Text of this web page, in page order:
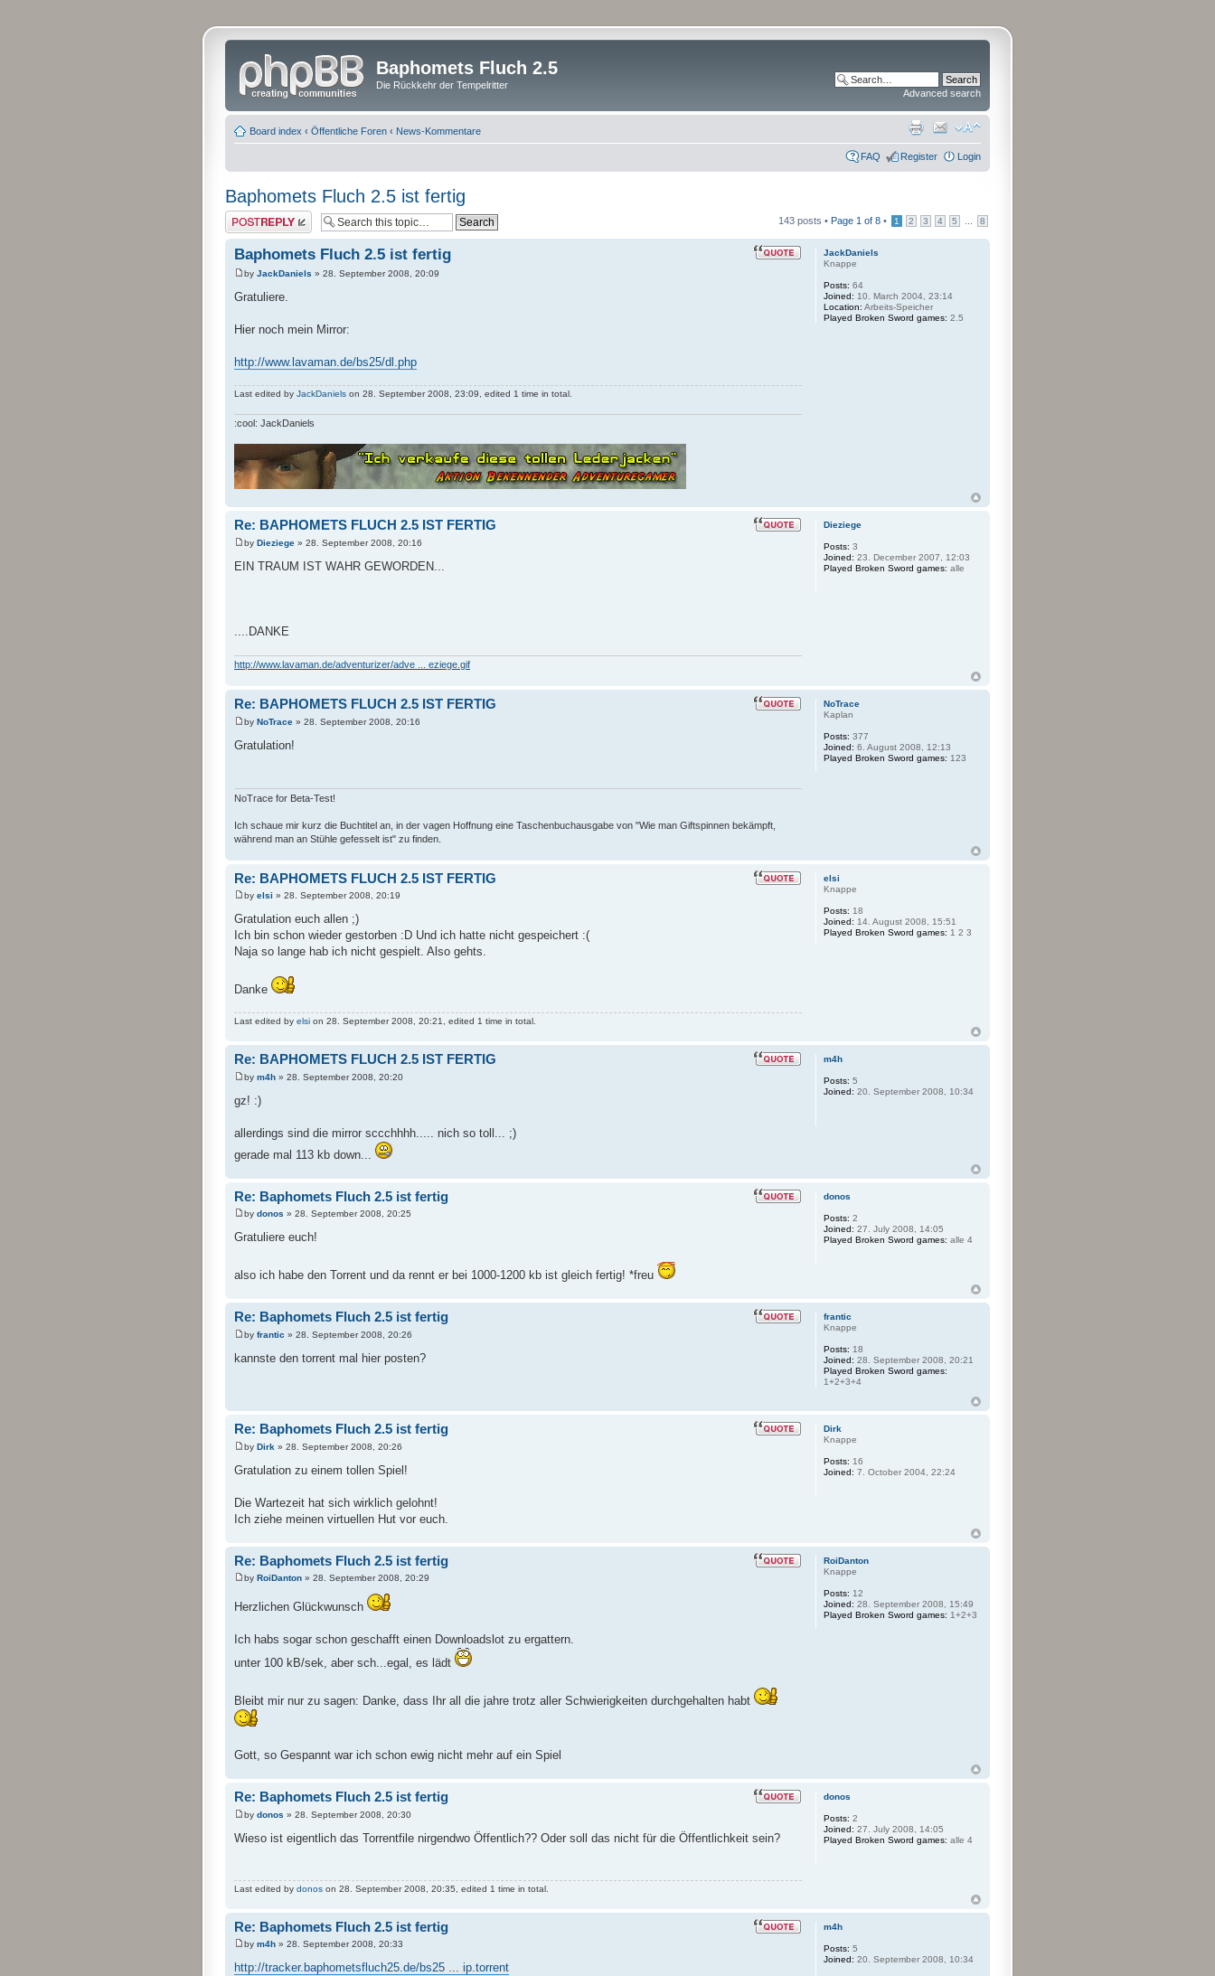
Baphomets Fluch 2.5
Die Rückkehr der Tempelritter
Advanced search
Board index ‹ Öffentliche Foren ‹ News-Kommentare
FAQ Register Login
Baphomets Fluch 2.5 ist fertig
Post a reply 143 posts • Page 1 of 8 • 1 2 3 4 5 8
Baphomets Fluch 2.5 ist fertig
by JackDaniels » 28. September 2008, 20:09
Gratuliere.
Hier noch mein Mirror:
http://www.lavaman.de/bs25/dl.php
Last edited by JackDaniels on 28. September 2008, 23:09, edited 1 time in total.
:cool: JackDaniels
JackDaniels
Knappe
Posts: 64
Joined: 10. March 2004, 23:14
Location: Arbeits-Speicher
Played Broken Sword games: 2.5
Re: BAPHOMETS FLUCH 2.5 IST FERTIG
by Dieziege » 28. September 2008, 20:16
EIN TRAUM IST WAHR GEWORDEN...
....DANKE
http://www.lavaman.de/adventurizer/adve ... eziege.gif
Dieziege
Posts: 3
Joined: 23. December 2007, 12:03
Played Broken Sword games: alle
Re: BAPHOMETS FLUCH 2.5 IST FERTIG
by NoTrace » 28. September 2008, 20:16
Gratulation!
NoTrace for Beta-Test!
Ich schaue mir kurz die Buchtitel an, in der vagen Hoffnung eine Taschenbuchausgabe von "Wie man Giftspinnen bekämpft,
während man an Stühle gefesselt ist" zu finden.
NoTrace
Kaplan
Posts: 377
Joined: 6. August 2008, 12:13
Played Broken Sword games: 123
Re: BAPHOMETS FLUCH 2.5 IST FERTIG
by elsi » 28. September 2008, 20:19
Gratulation euch allen ;)
Ich bin schon wieder gestorben :D Und ich hatte nicht gespeichert :(
Naja so lange hab ich nicht gespielt. Also gehts.
Danke
Last edited by elsi on 28. September 2008, 20:21, edited 1 time in total.
elsi
Knappe
Posts: 18
Joined: 14. August 2008, 15:51
Played Broken Sword games: 1 2 3
Re: BAPHOMETS FLUCH 2.5 IST FERTIG
by m4h » 28. September 2008, 20:20
gz! :)
allerdings sind die mirror sccchhhh..... nich so toll... ;)
gerade mal 113 kb down...
m4h
Posts: 5
Joined: 20. September 2008, 10:34
Re: Baphomets Fluch 2.5 ist fertig
by donos » 28. September 2008, 20:25
Gratuliere euch!
also ich habe den Torrent und da rennt er bei 1000-1200 kb ist gleich fertig! *freu
donos
Posts: 2
Joined: 27. July 2008, 14:05
Played Broken Sword games: alle 4
Re: Baphomets Fluch 2.5 ist fertig
by frantic » 28. September 2008, 20:26
kannste den torrent mal hier posten?
frantic
Knappe
Posts: 18
Joined: 28. September 2008, 20:21
Played Broken Sword games:
1+2+3+4
Re: Baphomets Fluch 2.5 ist fertig
by Dirk » 28. September 2008, 20:26
Gratulation zu einem tollen Spiel!
Die Wartezeit hat sich wirklich gelohnt!
Ich ziehe meinen virtuellen Hut vor euch.
Dirk
Knappe
Posts: 16
Joined: 7. October 2004, 22:24
Re: Baphomets Fluch 2.5 ist fertig
by RoiDanton » 28. September 2008, 20:29
Herzlichen Glückwunsch
Ich habs sogar schon geschafft einen Downloadslot zu ergattern.
unter 100 kB/sek, aber sch...egal, es lädt
Bleibt mir nur zu sagen: Danke, dass Ihr all die jahre trotz aller Schwierigkeiten durchgehalten habt
Gott, so Gespannt war ich schon ewig nicht mehr auf ein Spiel
RoiDanton
Knappe
Posts: 12
Joined: 28. September 2008, 15:49
Played Broken Sword games: 1+2+3
Re: Baphomets Fluch 2.5 ist fertig
by donos » 28. September 2008, 20:30
Wieso ist eigentlich das Torrentfile nirgendwo Öffentlich?? Oder soll das nicht für die Öffentlichkeit sein?
Last edited by donos on 28. September 2008, 20:35, edited 1 time in total.
donos
Posts: 2
Joined: 27. July 2008, 14:05
Played Broken Sword games: alle 4
Re: Baphomets Fluch 2.5 ist fertig
by m4h » 28. September 2008, 20:33
http://tracker.baphometsfluch25.de/bs25 ... ip.torrent
m4h
Posts: 5
Joined: 20. September 2008, 10:34